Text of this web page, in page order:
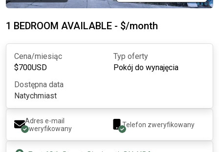
1 BEDROOM AVAILABLE - $/month
Cena/miesiąc
$700USD
Typ oferty
Pokój do wynajęcia
Dostępna data
Natychmiast
Adres e-mail
zweryfikowany
Telefon zweryfikowany